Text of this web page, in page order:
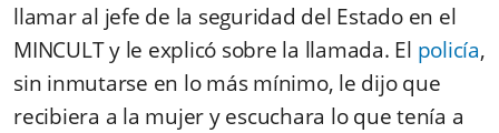
llamar al jefe de la seguridad del Estado en el
MINCULT y le explicó sobre la llamada. El policía,
sin inmutarse en lo más mínimo, le dijo que
recibiera a la mujer y escuchara lo que tenía a